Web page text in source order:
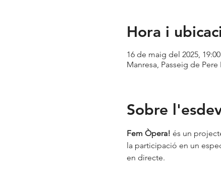
Hora i
16 de maig del 2025, 19:00
Manresa, Passeig de Pere
Sobre
Fem Òpera! és un
la participació en un
en directe.